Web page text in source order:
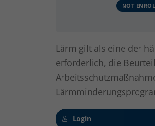
NOT
Lärm gilt als eine der
erforderlich, die
Login